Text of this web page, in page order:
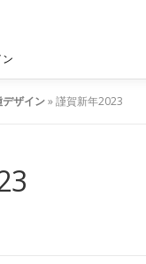
デザイン»謹賀新年2023